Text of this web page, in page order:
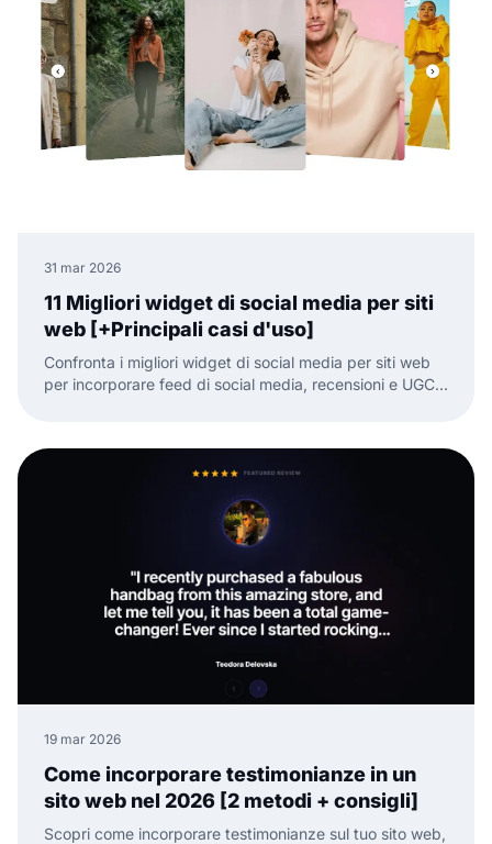
31 mar 2026
11 Migliori widget di social media per siti
web [+Principali casi d'uso]
Confronta i migliori widget di social media per siti web
per incorporare feed di social media, recensioni e UGC
19 mar 2026
Come incorporare testimonianze in un
sito web nel 2026 [2 metodi + consigli]
Scopri come incorporare testimonianze sul tuo sito web,